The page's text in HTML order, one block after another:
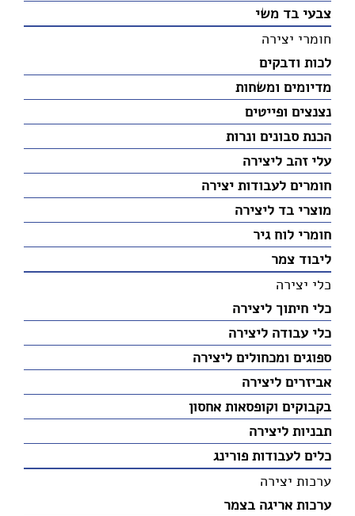
צבעי בד משי
חומרי יצירה
לכות ודבקים
מדיומים ומשחות
נצנצים ופייטים
הכנת סבונים ונרות
עלי זהב ליצירה
חומרים לעבודות יצירה
מוצרי בד ליצירה
חומרי לוח גיר
ליבוד צמר
כלי יצירה
כלי חיתוך ליצירה
כלי עבודה ליצירה
ספוגים ומכחולים ליצירה
אביזרים ליצירה
בקבוקים וקופסאות אחסון
תבניות ליצירה
כלים לעבודות פורינג
ערכות יצירה
ערכות אריגה בצמר